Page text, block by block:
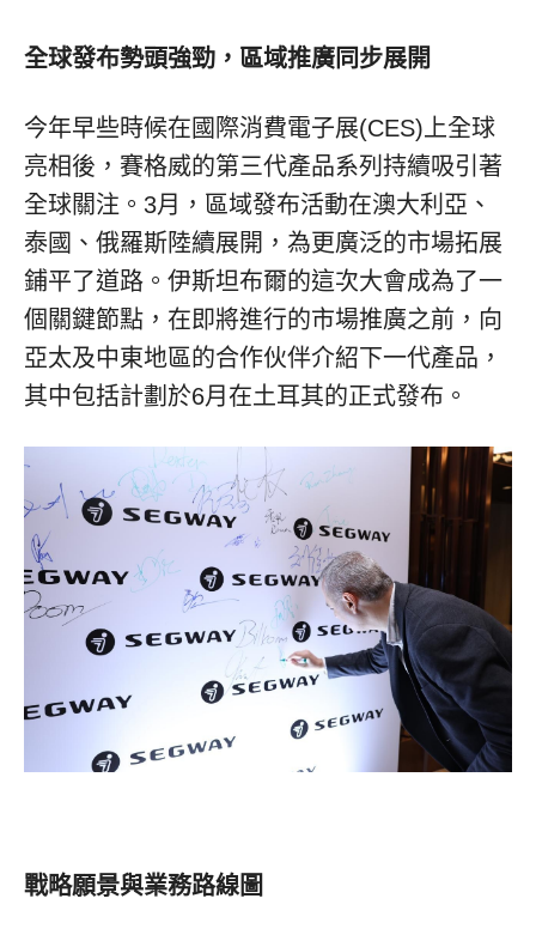
全球發布勢頭強勁，區域推廣同步展開
今年早些時候在國際消費電子展(CES)上全球
亮相後，賽格威的第三代產品系列持續吸引著
全球關注。3月，區域發布活動在澳大利亞、
泰國、俄羅斯陸續展開，為更廣泛的市場拓展
鋪平了道路。伊斯坦布爾的這次大會成為了一
個關鍵節點，在即將進行的市場推廣之前，向
亞太及中東地區的合作伙伴介紹下一代產品，
其中包括計劃於6月在土耳其的正式發布。
戰略願景與業務路線圖